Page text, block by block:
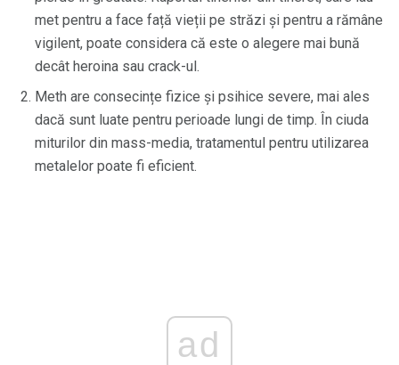
met pentru a face față vieții pe străzi și pentru a rămâne
vigilent, poate considera că este o alegere mai bună
decât heroina sau crack-ul.
Meth are consecințe fizice și psihice severe, mai ales
dacă sunt luate pentru perioade lungi de timp. În ciuda
miturilor din mass-media, tratamentul pentru utilizarea
metalelor poate fi eficient.
ad